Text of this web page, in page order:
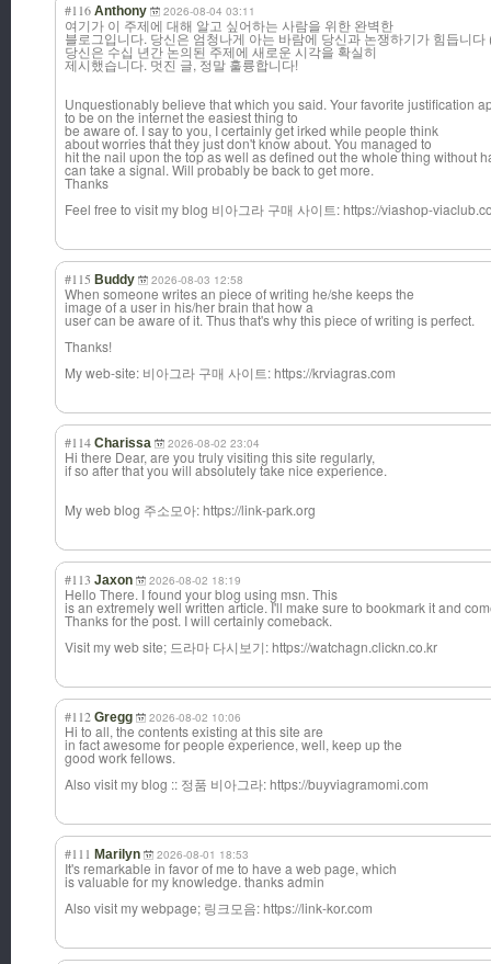
#116 Anthony 2026-08-04 03:11
여기가 이 주제에 대해 알고 싶어하는 사람을 위한 완벽한
블로그입니다. 당신은 엄청나게 아는 바람에 당신과 논쟁하기가 힘듭니
당신은 수십 년간 논의된 주제에 새로운 시각을 확실히
제시했습니다. 멋진 글, 정말 훌륭합니다!
Unquestionably believe that which you said. Your favorite justification
to be on the internet the easiest thing to
be aware of. I say to you, I certainly get irked while people think
about worries that they just don't know about. You managed to
hit the nail upon the top as well as defined out the whole thing without
can take a signal. Will probably be back to get more.
Thanks
Feel free to visit my blog 비아그라 구매 사이트: https://viashop-
#115 Buddy 2026-08-03 12:58
When someone writes an piece of writing he/she keeps the
image of a user in his/her brain that how a
user can be aware of it. Thus that's why this piece of writing is perfect.
Thanks!
My web-site: 비아그라 구매 사이트: https://krviagras.com
#114 Charissa 2026-08-02 23:04
Hi there Dear, are you truly visiting this site regularly,
if so after that you will absolutely take nice experience.
My web blog 주소모아: https://link-park.org
#113 Jaxon 2026-08-02 18:19
Hello There. I found your blog using msn. This
is an extremely well written article. I'll make sure to bookmark it and
Thanks for the post. I will certainly comeback.
Visit my web site; 드라마 다시보기: https://watchagn.clickn.co.kr
#112 Gregg 2026-08-02 10:06
Hi to all, the contents existing at this site are
in fact awesome for people experience, well, keep up the
good work fellows.
Also visit my blog :: 정품 비아그라: https://buyviagramomi.com
#111 Marilyn 2026-08-01 18:53
It's remarkable in favor of me to have a web page, which
is valuable for my knowledge. thanks admin
Also visit my webpage; 링크모음: https://link-kor.com